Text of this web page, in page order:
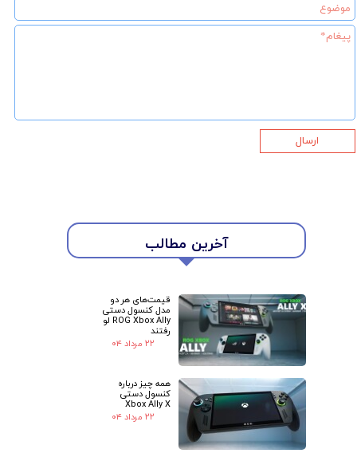
★
آخرین مطالب
قیمت‌های هر دو
مدل کنسول دستی
ROG Xbox Ally لو
رفتند
۲۲ مرداد ۰۴
همه چیز درباره
کنسول دستی
Xbox Ally X
۲۲ مرداد ۰۴
ارسال